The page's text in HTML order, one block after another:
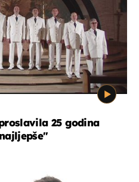
25 godina